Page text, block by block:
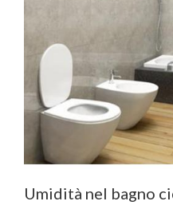
Umidità nel bagno